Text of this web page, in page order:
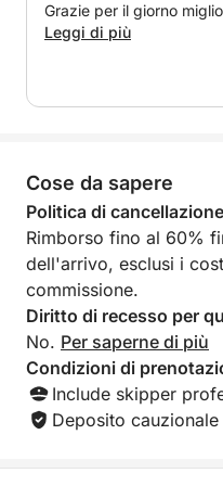
un'esperienza
immergetevi nella pace
mare può offrire.
questo tour unisce
ambiente lussuoso.
Godetevi la giornata a
Marina Salinas a
i capelli e ricordi
Grazie per il giorno
Leggi di più
Cose da sapere
Politica di cancellazione
Rimborso fino al 60%
dell'arrivo, esclusi i
commissione.
Diritto di recesso per
No. Per saperne di più
Condizioni di
Include skipper
Deposito